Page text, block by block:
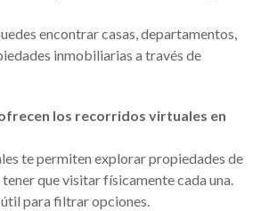
encontrar casas, departamentos,
inmobiliarias a través de
los recorridos virtuales en
te permiten explorar propiedades de
que visitar físicamente cada una.
para filtrar opciones.